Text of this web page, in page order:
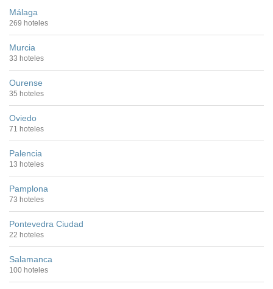
Málaga
269 hoteles
Murcia
33 hoteles
Ourense
35 hoteles
Oviedo
71 hoteles
Palencia
13 hoteles
Pamplona
73 hoteles
Pontevedra Ciudad
22 hoteles
Salamanca
100 hoteles